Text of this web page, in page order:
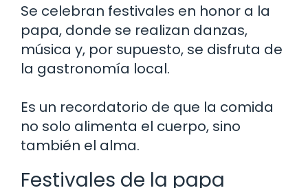
Se celebran festivales en honor a la
papa, donde se realizan danzas,
música y, por supuesto, se disfruta de
la gastronomía local.
Es un recordatorio de que la comida
no solo alimenta el cuerpo, sino
también el alma.
Festivales de la papa